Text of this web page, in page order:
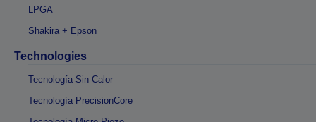
LPGA
Shakira + Epson
Technologies
Tecnología Sin Calor
Tecnología PrecisionCore